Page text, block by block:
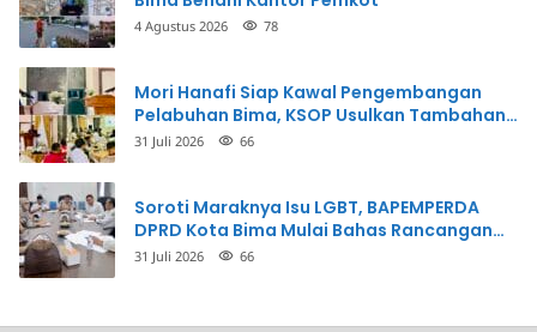
4 Agustus 2026 78
Mori Hanafi Siap Kawal Pengembangan
Pelabuhan Bima, KSOP Usulkan Tambahan
Dermaga Rp400 Miliar
31 Juli 2026 66
Soroti Maraknya Isu LGBT, BAPEMPERDA
DPRD Kota Bima Mulai Bahas Rancangan
Perda Pencegahan
31 Juli 2026 66